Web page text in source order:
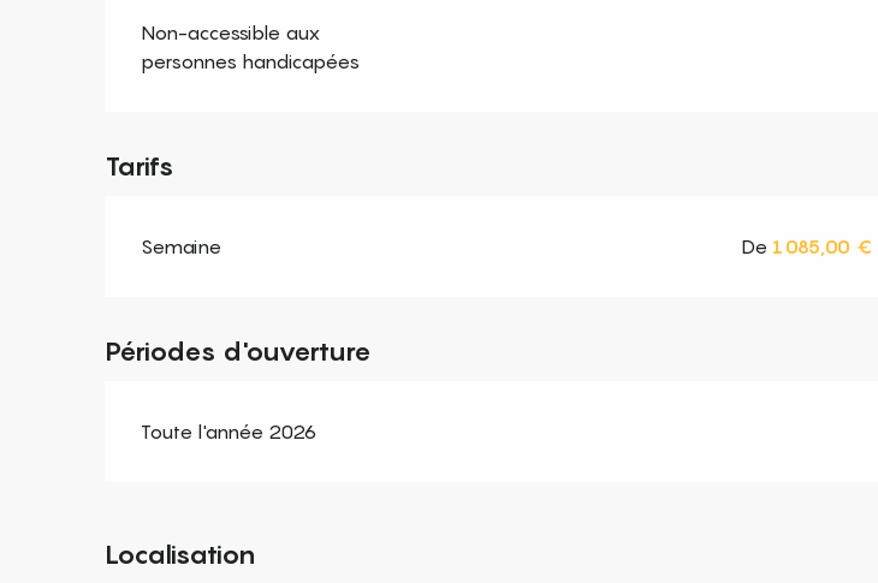
Non-accessible aux
personnes handicapées
Tarifs
Semaine De 1 085,00 €
Périodes d'ouverture
Toute l'année 2026
Localisation